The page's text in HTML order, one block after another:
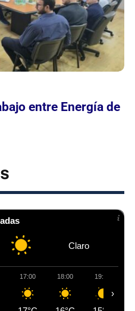
entre Energía de
Claro
17:00 18:00 19:00
›